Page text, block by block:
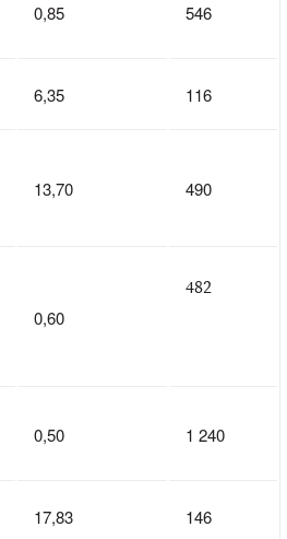
0,85 546
6,35 116
13,70 490
0,60
482
0,50 1 240
17,83 146